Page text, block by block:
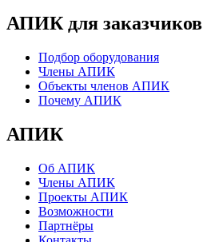
АПИК для заказчиков
Подбор оборудования
Члены АПИК
Объекты членов АПИК
Почему АПИК
АПИК
Об АПИК
Члены АПИК
Проекты АПИК
Возможности
Партнёры